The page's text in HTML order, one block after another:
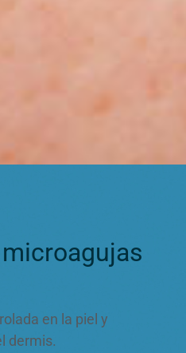
en la piel y
dermis.